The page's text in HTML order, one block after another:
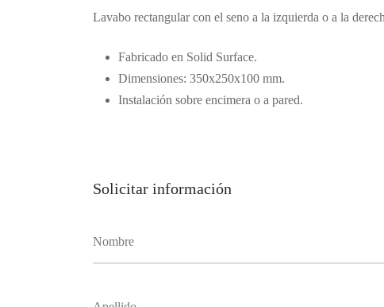
Lavabo rectangular con el seno a la izquierda o a la
Fabricado en Solid Surface.
Dimensiones: 350x250x100 mm.
Instalación sobre encimera o a pared.
Solicitar información